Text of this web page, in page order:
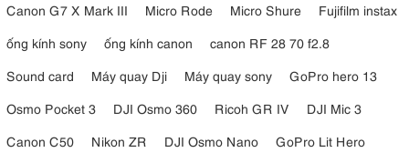
Canon G7 X Mark III
Micro Rode Micro Shure
Fujifilm instax
ống kính sony
ống kính canon
canon RF 28 70 f2.8
Sound card
Máy quay Dji Máy quay sony
GoPro hero 13
Osmo Pocket 3
DJI Osmo 360 Ricoh GR IV
DJI Mic 3
Canon C50
Nikon ZR DJI Osmo Nano
GoPro Lit Hero